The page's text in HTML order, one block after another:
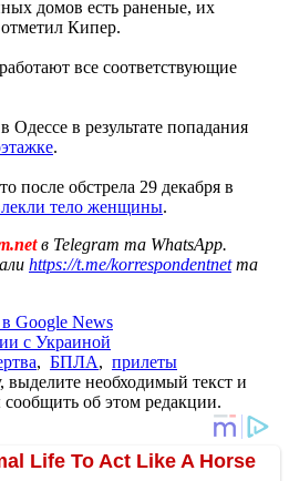
домов есть раненые, их
отметил Кипер.
все соответствующие
Одессе в результате попадания
.
после обстрела 29 декабря в
тело женщины.
в Telegram та WhatsApp.
https://t.me/korrespondentnetта
Google News
с Украиной
, БПЛА, прилеты
необходимый текст и
об этом редакции.